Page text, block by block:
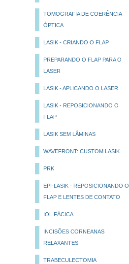
TOMOGRAFIA DE COERÊNCIA
ÓPTICA
LASIK - CRIANDO O FLAP
PREPARANDO O FLAP PARA O
LASER
LASIK - APLICANDO O LASER
LASIK - REPOSICIONANDO O
FLAP
LASIK SEM LÂMINAS
WAVEFRONT: CUSTOM LASIK
PRK
EPI-LASIK - REPOSICIONANDO O
FLAP E LENTES DE CONTATO
IOL FÁCICA
INCISÕES CORNEANAS
RELAXANTES
TRABECULECTOMIA